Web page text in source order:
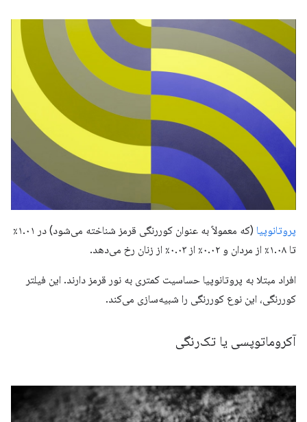
پروتانوپیا
(که معمولاً به عنوان کوررنگی قرمز شناخته می‌شود) در ۱.۰۱٪
تا ۱.۰۸٪ از مردان و ۰.۰۲٪ از ۰.۰۳٪ از زنان رخ می‌دهد.
افراد مبتلا به پروتانوپیا حساسیت کمتری به نور قرمز دارند. این فیلتر
کوررنگی، این نوع کوررنگی را شبیه‌سازی می‌کند.
آکروماتوپسی یا تک‌رنگی